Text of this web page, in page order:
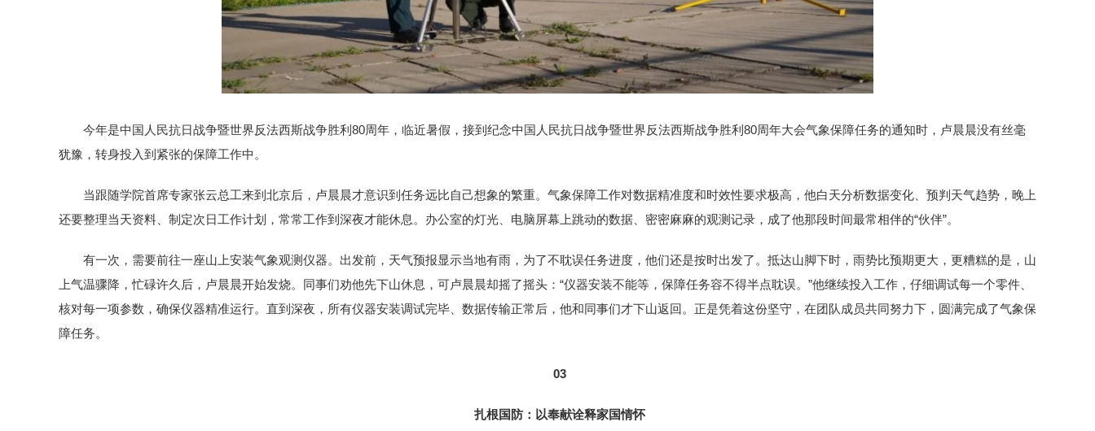
今年是中国人民抗日战争暨世界反法西斯战争胜利80周年，临近暑假，接到纪念中国人民抗日战争暨世界反法西斯战争胜利80周年大会气象保障任务的通知时，卢晨晨没有丝毫
犹豫，转身投入到紧张的保障工作中。
当跟随学院首席专家张云总工来到北京后，卢晨晨才意识到任务远比自己想象的繁重。气象保障工作对数据精准度和时效性要求极高，他白天分析数据变化、预判天气趋势，晚上
还要整理当天资料、制定次日工作计划，常常工作到深夜才能休息。办公室的灯光、电脑屏幕上跳动的数据、密密麻麻的观测记录，成了他那段时间最常相伴的“伙伴”。
有一次，需要前往一座山上安装气象观测仪器。出发前，天气预报显示当地有雨，为了不耽误任务进度，他们还是按时出发了。抵达山脚下时，雨势比预期更大，更糟糕的是，山
上气温骤降，忙碌许久后，卢晨晨开始发烧。同事们劝他先下山休息，可卢晨晨却摇了摇头：“仪器安装不能等，保障任务容不得半点耽误。”他继续投入工作，仔细调试每一个零件、
核对每一项参数，确保仪器精准运行。直到深夜，所有仪器安装调试完毕、数据传输正常后，他和同事们才下山返回。正是凭着这份坚守，在团队成员共同努力下，圆满完成了气象保
障任务。
03
扎根国防：以奉献诠释家国情怀